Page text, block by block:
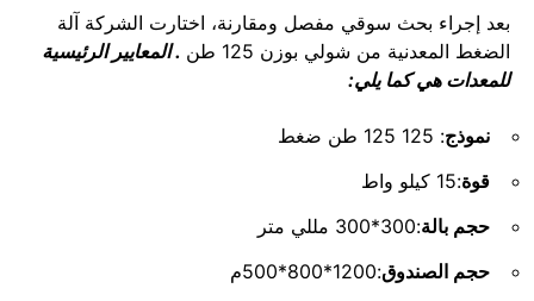
بعد إجراء بحث سوقي مفصل ومقارنة، اختارت الشركة آلة
الضغط المعدنية من شولي بوزن 125 طن
. المعايير الرئيسية
للمعدات هي كما يلي:
نموذج: 125 125 طن ضغط
قوة:15 كيلو واط
حجم بالة:300*300 مللي متر
حجم الصندوق:1200*800*500م